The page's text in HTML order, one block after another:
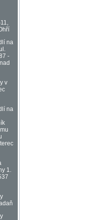
na
-
v
na
1.